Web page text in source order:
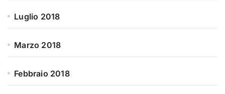
Luglio 2018
Marzo 2018
Febbraio 2018